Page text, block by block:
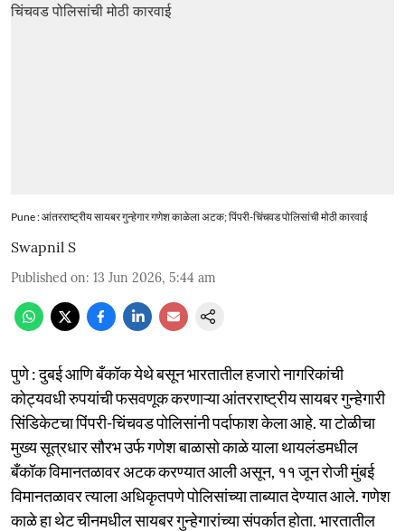
Pune : आंतरराष्ट्रीय सायबर गुन्हेगार गणेश काळेला अटक; पिंपरी-चिंचवड पोलिसांची मोठी कारवाई
Swapnil S
Published on: 13 Jun 2026, 5:44 am
पुणे : दुबई आणि बँकॉक येथे बसून भारतातील हजारो नागरिकांची
कोट्यवधी रुपयांची फसवणूक करणाऱ्या आंतरराष्ट्रीय सायबर गुन्हेगारी
सिंडिकेटचा पिंपरी-चिंचवड पोलिसांनी पर्दाफाश केला आहे. या टोळीचा
मुख्य सूत्रधार सौरभ उर्फ गणेश बाळासो काळे याला थायलंडमधील
बँकॉक विमानतळावर अटक करण्यात आली असून, ११ जून रोजी मुंबई
विमानतळावर त्याला अधिकृतपणे पोलिसांच्या ताब्यात देण्यात आले. गणेश
काळे हा थेट चीनमधील सायबर गुन्हेगारांच्या संपर्कात होता. भारतातील